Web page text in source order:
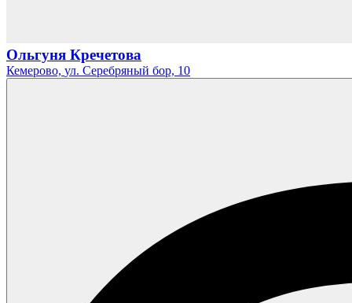
Ольгуня Кречетова
Кемерово, ул. Серебряный бор, 10